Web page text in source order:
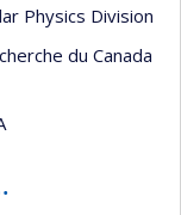
Physics Division
du Canada